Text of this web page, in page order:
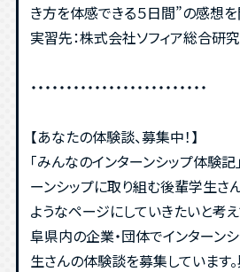
き方を体感できる５日間”の感想
実習先：株式会社ソフィア総合研
・・・・・・・・・・・・・・・・・・・・・・・・・
【あなたの体験談、募集中！】
「みんなのインターンシップ体験記
ーンシップに取り組む後輩学生さ
ようなページにしていきたいと考え
阜県内の企業・団体でインターン
生さんの体験談を募集しています